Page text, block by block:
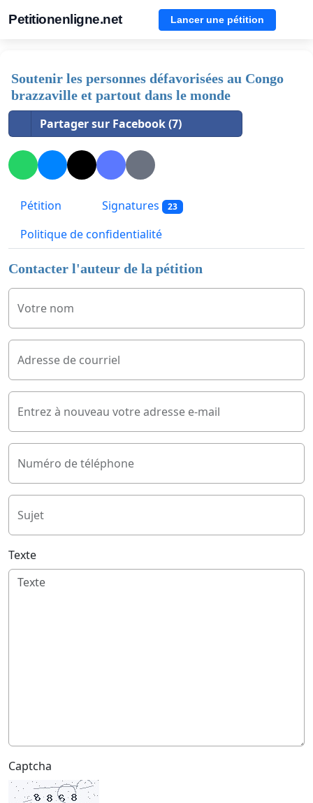
Petitionenligne.net Lancer une pétition
Soutenir les personnes défavorisées au Congo
brazzaville et partout dans le monde
Partager sur Facebook (7)
Pétition Signatures 23
Politique de confidentialité
Contacter l'auteur de la pétition
Votre nom
Adresse de courriel
Entrez à nouveau votre adresse e-mail
Numéro de téléphone
Sujet
Texte
Captcha